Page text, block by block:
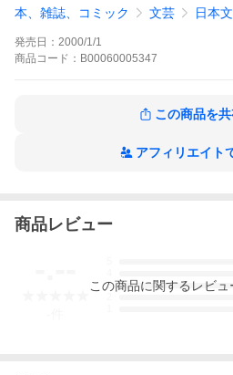
かい目で描いたふるさとエッセイ集
本、雑誌、コミック 文芸 日本
発売日： 2000/1/1
商品 コード： B00060005347
この商品を
アフィリエイト
商品レビュー
3
この商品に関するレビ